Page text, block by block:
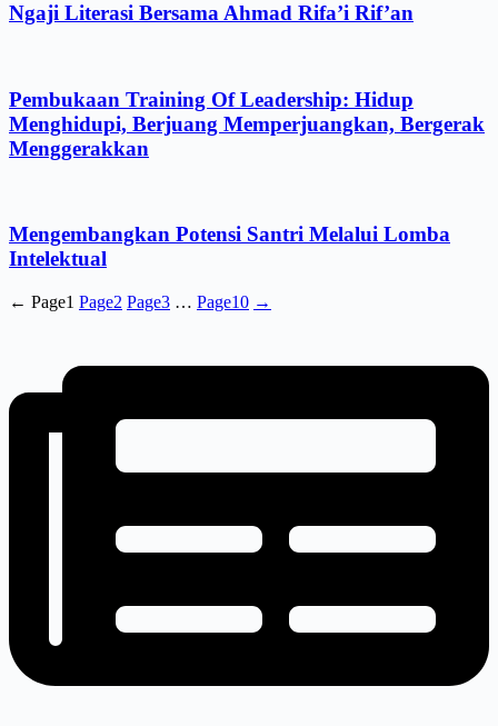
Ngaji Literasi Bersama Ahmad Rifa’i Rif’an
Pembukaan Training Of Leadership: Hidup
Menghidupi, Berjuang Memperjuangkan, Bergerak
Menggerakkan
Mengembangkan Potensi Santri Melalui Lomba
Intelektual
← Page1 Page2 Page3 … Page10 →